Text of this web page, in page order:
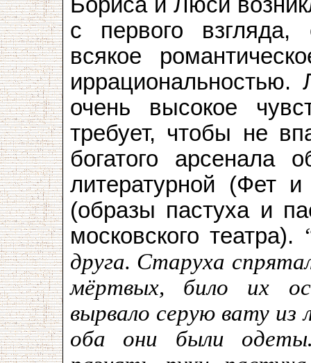
с первого взгляда,
всякое
очень высокое
требует, чтобы не
богатого арсенала
литературной (Фет
(образы пастуха и
московского театра).
друга. Старуха
мёртвых, било их
вырвало серую вату из
оба они были